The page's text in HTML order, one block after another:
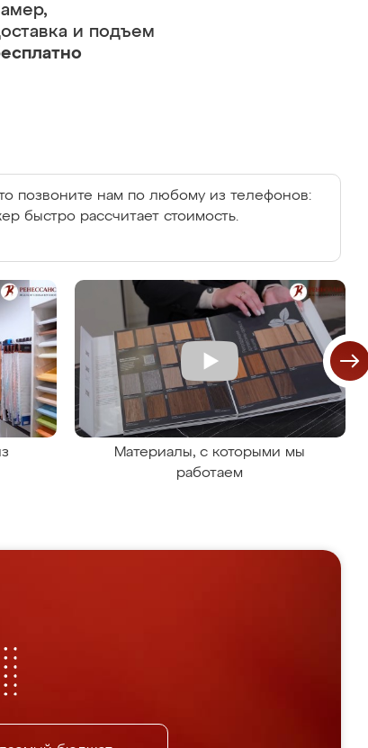
и подъем
позвоните нам по любому из телефонов:
быстро рассчитает стоимость.
Материалы, с которыми мы
работаем